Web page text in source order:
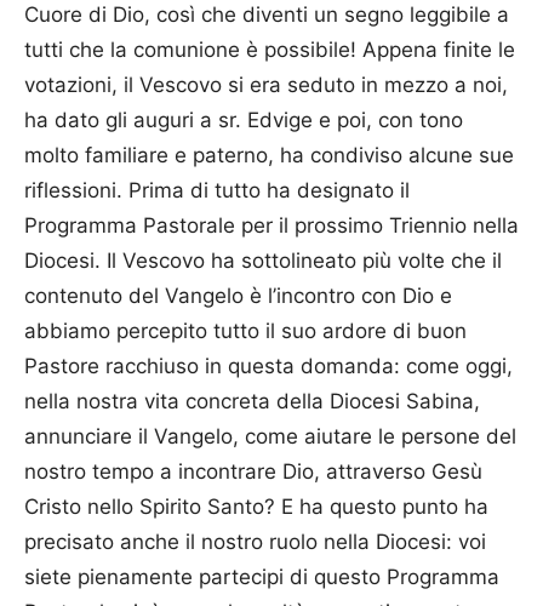
Cuore di Dio, così che diventi un segno leggibile a
tutti che la comunione è possibile! Appena finite le
votazioni, il Vescovo si era seduto in mezzo a noi,
ha dato gli auguri a sr. Edvige e poi, con tono
molto familiare e paterno, ha condiviso alcune sue
riflessioni. Prima di tutto ha designato il
Programma Pastorale per il prossimo Triennio nella
Diocesi. Il Vescovo ha sottolineato più volte che il
contenuto del Vangelo è l’incontro con Dio e
abbiamo percepito tutto il suo ardore di buon
Pastore racchiuso in questa domanda: come oggi,
nella nostra vita concreta della Diocesi Sabina,
annunciare il Vangelo, come aiutare le persone del
nostro tempo a incontrare Dio, attraverso Gesù
Cristo nello Spirito Santo? E ha questo punto ha
precisato anche il nostro ruolo nella Diocesi: voi
siete pienamente partecipi di questo Programma